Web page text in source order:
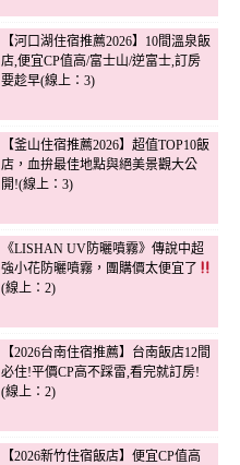
【河口湖住宿推薦2026】10間溫泉飯
店,便宜CP值高/富士山/逆富士,訂房
要趁早(線上：3)
【釜山住宿推薦2026】超值TOP10飯
店，血拚最佳地點與絕美景觀大公
開!(線上：3)
《LISHAN UV防曬噴霧》傳說中超
強小花防曬噴霧，團購價太便宜了
(線上：2)
【2026台南住宿推薦】台南飯店12間
必住!平價CP高不踩雷,看完就訂房!
(線上：2)
【2026新竹住宿飯店】便宜CP值高